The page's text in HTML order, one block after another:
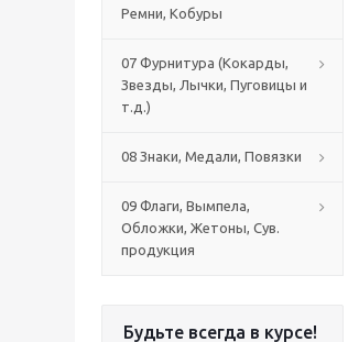
Ремни, Кобуры
07 Фурнитура (Кокарды,
Звезды, Лычки, Пуговицы и
т.д.)
08 Знаки, Медали, Повязки
09 Флаги, Вымпела,
Обложки, Жетоны, Сув.
продукция
Будьте всегда в курсе!